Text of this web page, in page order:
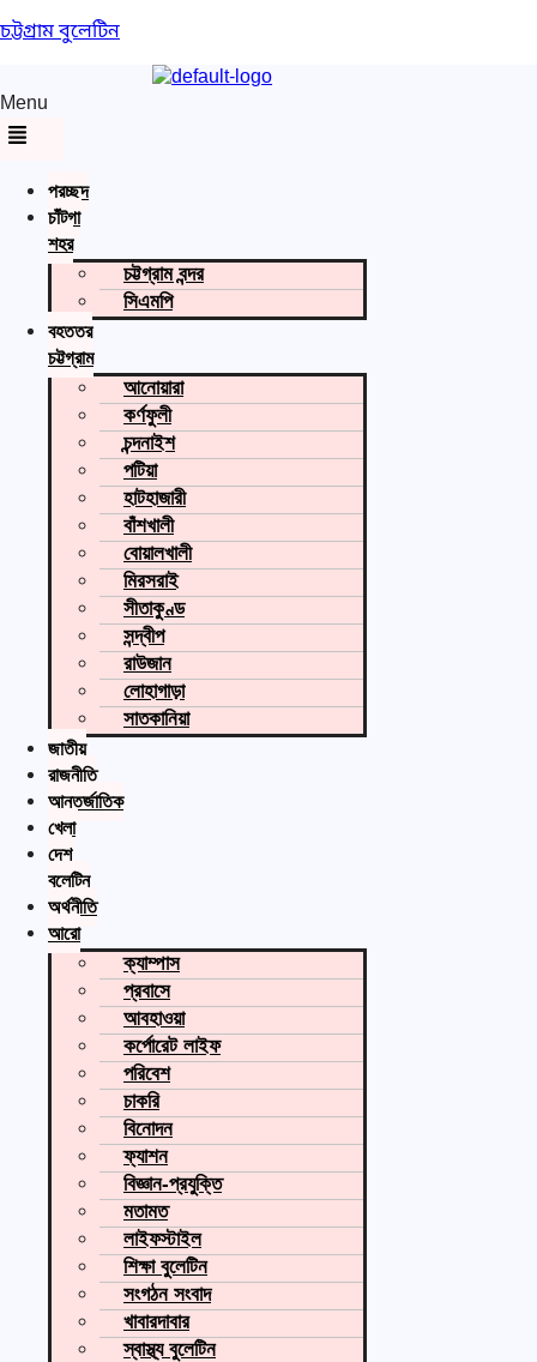
চট্টগ্রাম বুলেটিন
Menu
প্রচ্ছদ
চাঁটগা
শহর
চট্টগ্রাম বন্দর
সিএমপি
বৃহত্তর
চট্টগ্রাম
আনোয়ারা
কর্ণফুলী
চন্দনাইশ
পটিয়া
হাটহাজারী
বাঁশখালী
বোয়ালখালী
মিরসরাই
সীতাকুণ্ড
সন্দ্বীপ
রাউজান
লোহাগাড়া
সাতকানিয়া
জাতীয়
রাজনীতি
আন্তর্জাতিক
খেলা
দেশ
বুলেটিন
অর্থনীতি
আরো
ক্যাম্পাস
প্রবাসে
আবহাওয়া
কর্পোরেট লাইফ
পরিবেশ
চাকরি
বিনোদন
ফ্যাশন
বিজ্ঞান-প্রযুক্তি
মতামত
লাইফস্টাইল
শিক্ষা বুলেটিন
সংগঠন সংবাদ
খাবারদাবার
স্বাস্থ্য বুলেটিন